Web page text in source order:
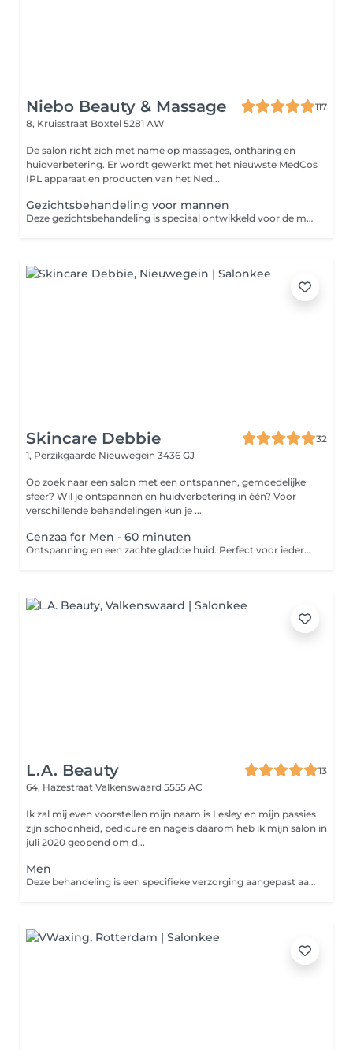
Niebo Beauty & Massage
117
8, Kruisstraat Boxtel 5281 AW
De salon richt zich met name op massages, ontharing en
huidverbetering. Er wordt gewerkt met het nieuwste MedCos
IPL apparaat en producten van het Ned...
Gezichtsbehandeling voor mannen
Deze gezichtsbehandeling is speciaal ontwikkeld voor de mannenhuid, die vaak dikker is en meer talg produceert. Ideaal bij onzuiverheden, een vermoeide uitstraling of huidirritatie door scheren. Tijdens de behandeling wordt de huid diep gereinigd, overtollig talg verwijderd en worden eventuele onzuiverheden aangepakt. Daarnaast krijgt de huid een boost om weer fris, rustig en verzorgd aan te voelen. De behandeling bestaat uit: - oppervlaktereiniging - dieptereiniging en exfoliatie - verwijderen van onzuiverheden - kalmerend masker - bij 60 min: tijdens intrekken van de masker wordt een ontspannend nek en schouder massage gegeven - verzorging afgestemd op de mannenhuid Deze behandeling helpt om de huid te herstellen, irritaties te verminderen en een frisse, verzorgde uitstraling te geven.
Skincare Debbie
32
1, Perzikgaarde Nieuwegein 3436 GJ
Op zoek naar een salon met een ontspannen, gemoedelijke
sfeer? Wil je ontspannen en huidverbetering in één? Voor
verschillende behandelingen kun je ...
Cenzaa for Men - 60 minuten
Ontspanning en een zachte gladde huid. Perfect voor iedere man. -Reinigen -Dieptereiniging -Onzuiverheden verwijderen -Geurreis -Balance massage -Masker -Dag- of nachtverzorging
L.A. Beauty
13
64, Hazestraat Valkenswaard 5555 AC
Ik zal mij even voorstellen mijn naam is Lesley en mijn passies
zijn schoonheid, pedicure en nagels daarom heb ik mijn salon in
juli 2020 geopend om d...
Men
Deze behandeling is een specifieke verzorging aangepast aan de behoefte van de mannenhuid. Geeft de huid energie en vitaliteit.